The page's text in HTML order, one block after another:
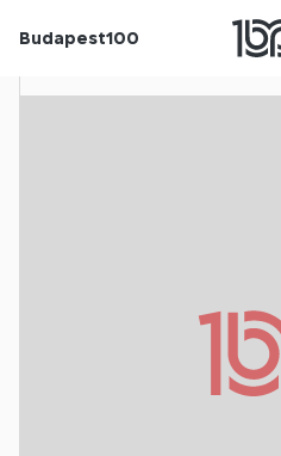
Budapest100